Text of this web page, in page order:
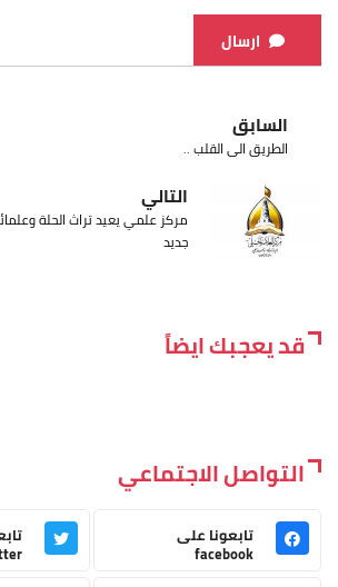
ارسال
السابق
الطريق الى القلب ..
التالي
مركز علمي يعيد تراث الحلة
جديد
قد يعجبك ايضاً
التواصل الاجتماعي
تابعونا على
facebook